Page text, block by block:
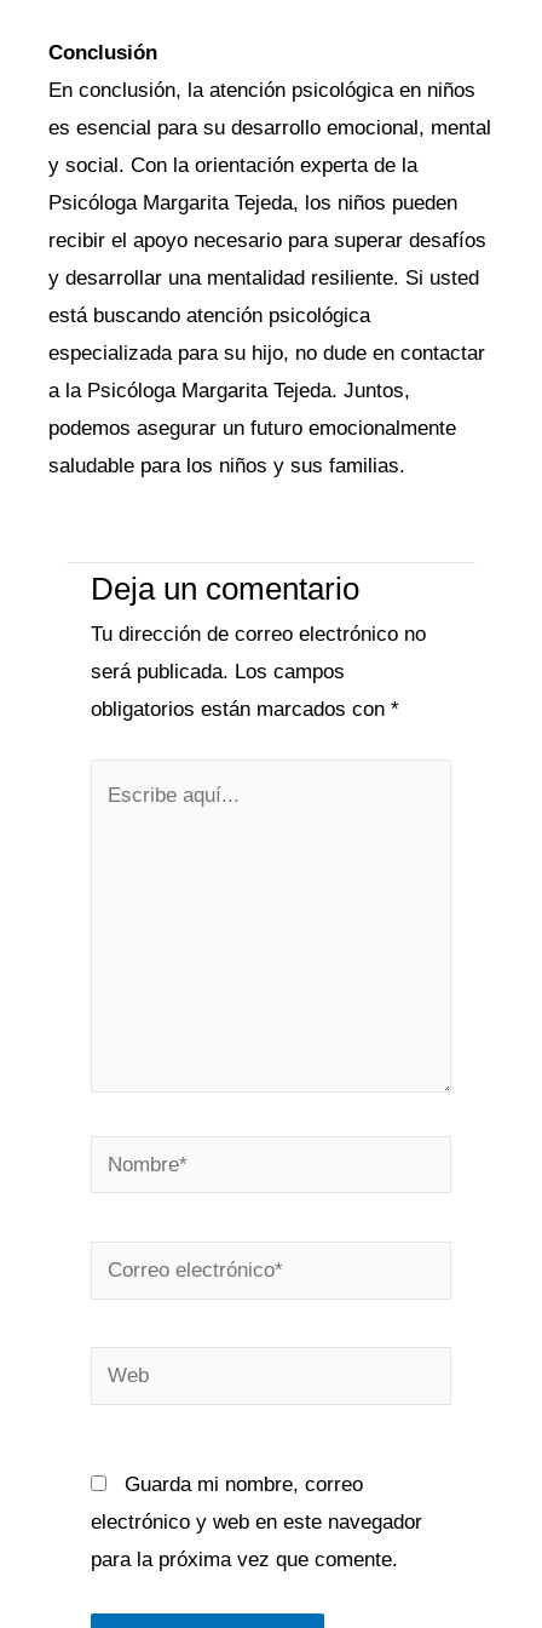
Conclusión
En conclusión, la atención psicológica en niños
es esencial para su desarrollo emocional, mental
y social. Con la orientación experta de la
Psicóloga Margarita Tejeda, los niños pueden
recibir el apoyo necesario para superar desafíos
y desarrollar una mentalidad resiliente. Si usted
está buscando atención psicológica
especializada para su hijo, no dude en contactar
a la Psicóloga Margarita Tejeda. Juntos,
podemos asegurar un futuro emocionalmente
saludable para los niños y sus familias.
Deja un comentario
Tu dirección de correo electrónico no
será publicada. Los campos
obligatorios están marcados con *
Nombre*
Correo
electrónico*
Web
Guarda mi nombre, correo
electrónico y web en este navegador
para la próxima vez que comente.